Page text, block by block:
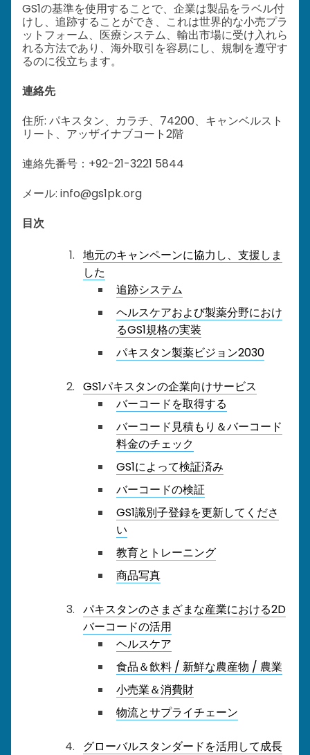
GS1の基準を使用することで、企業は製品をラベル付
けし、追跡することができ、これは世界的な小売プラ
ットフォーム、医療システム、輸出市場に受け入れら
れる方法であり、海外取引を容易にし、規制を遵守す
るのに役立ちます。
連絡先
住所: パキスタン、カラチ、74200、キャンベルスト
リート、アッザイナブコート2階
連絡先番号：+92-21-3221 5844
メール: info@gs1pk.org
目次
地元のキャンペーンに協力し、支援しま
した
追跡システム
ヘルスケアおよび製薬分野におけ
るGS1規格の実装
パキスタン製薬ビジョン2030
GS1パキスタンの企業向けサービス
バーコードを取得する
バーコード見積もり＆バーコード
料金のチェック
GS1によって検証済み
バーコードの検証
GS1識別子登録を更新してくださ
い
教育とトレーニング
商品写真
パキスタンのさまざまな産業における2D
バーコードの活用
ヘルスケア
食品＆飲料 / 新鮮な農産物 / 農業
小売業＆消費財
物流とサプライチェーン
グローバルスタンダードを活用して成長